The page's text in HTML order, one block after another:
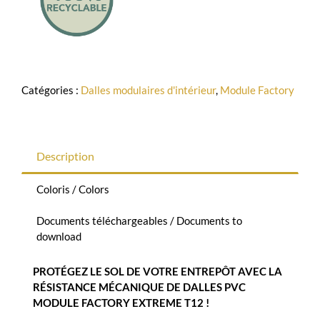
Catégories : Dalles modulaires d'intérieur, Module Factory
Description
Coloris / Colors
Documents téléchargeables / Documents to
download
PROTÉGEZLE SOL DE VOTRE ENTREPÔT AVEC LA
RÉSISTANCE MÉCANIQUE DE DALLES PVC
MODULE FACTORY EXTREME T12 !